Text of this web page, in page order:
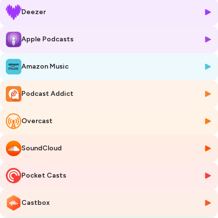
pour qu'ils aient envie de changer le monde. »
l'École des Ponts Business School.
Acteur clé de l'Éducation supérieure en France, actuellement
Directeur Général et Président du directoire de l'École des
avec des diplômes de l'Université de la Sorbonne, de l'International
School of Management, et un MBA en finance de l'École des Ponts.
Professeur depuis plus de 15 ans, Alon a dédié sa carrière à l'innovation
et au développement de startups, tout en explorant également le rôle
d'entrepreneur.
Sous sa direction, l'École des Ponts a mis en place
novatrices,notamment dans le cadre de son MBA, où il a introduit
des approches pédagogiques
l'entrepreneuriat.
Son engagement envers l'Éducation ne se limite pas aux salles de
stratégiquesqui renforcent l'interaction entre le monde académique
et professionnel.
Deezer
Apple Podcasts
Amazon Music
Podcast Addict
Overcast
SoundCloud
Pocket Casts
Castbox